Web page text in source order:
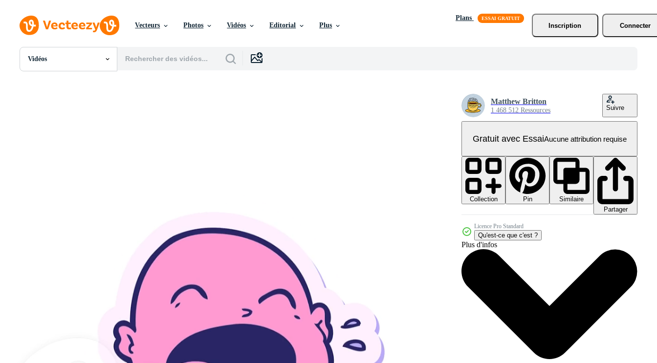
Vecteurs Photos Vidéos Editorial Plus
Plans
Inscription
Connecter
Vidéos
Toutes Images
Matthew Britton
1 468 512 Ressources Suivre
Gratuit avec EssaiAucune attribution requise
Collection Pin
Similaire
Partager
Licence Pro Standard
Qu'est-ce que c'est ?
Plus d'infos